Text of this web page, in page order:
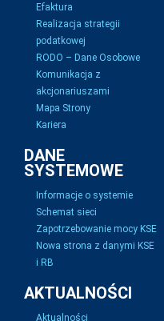
Efaktura
Realizacja strategii
podatkowej
RODO – Dane Osobowe
Komunikacja z
akcjonariuszami
Mapa Strony
Kariera
DANE
SYSTEMOWE
Informacje o systemie
Schemat sieci
Zapotrzebowanie mocy KSE
Nowa strona z danymi KSE
i RB
AKTUALNOŚCI
Aktualności